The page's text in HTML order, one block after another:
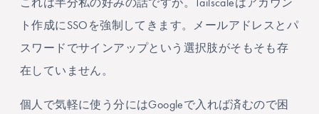
ト作成にSSOを強制してきます。メールアドレスとパ
スワードでサインアップという選択肢がそもそも存
在していません。
個人で気軽に使う分にはGoogleで入れば済むので困